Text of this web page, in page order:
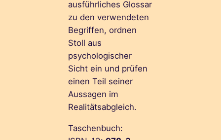
ausführliches Glossar
zu den verwendeten
Begriffen, ordnen
Stoll aus
psychologischer
Sicht ein und prüfen
einen Teil seiner
Aussagen im
Realitätsabgleich.
Taschenbuch: